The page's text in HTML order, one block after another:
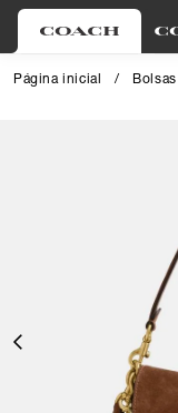
Página inicial / Bolsas